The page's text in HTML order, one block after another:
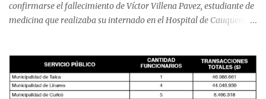
confirmarse el fallecimiento de Víctor Villena Pavez, estudiante de
medicina que realizaba su internado en el Hospital de Cauquenes.
malestares físicos. Dada la complejidad de su estado de salud, el
equipo médico determinó su traslado de urgencia al Hospital
Regional de Talca y dado la urgencia la ambulancia partió hacia